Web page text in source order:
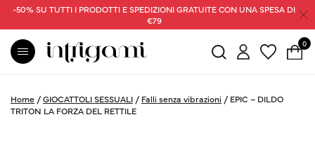
-50% SU TUTTI I PRODOTTI E SPEDIZIONI GRATUITE CON UNA SPESA DI
€79
0
Home /GIOCATTOLI SESSUALI / Falli senza vibrazioni / EPIC – DILDO
TRITON LA FORZA DEL RETTILE